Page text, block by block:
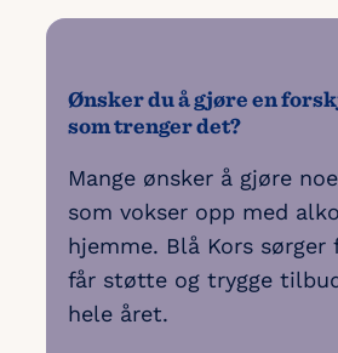
Ønsker du å gjøre en
som trenger det?
Mange ønsker å gjøre
som vokser opp med
hjemme. Blå Kors sørger
får støtte og trygge
hele året.